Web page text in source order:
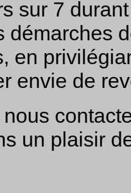
sur 7
démarches
en
envie de
un plaisir